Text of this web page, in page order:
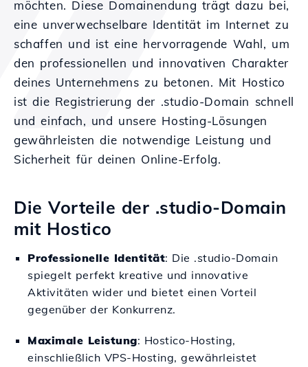
möchten. Diese Domainendung trägt dazu bei,
eine unverwechselbare Identität im Internet zu
schaffen und ist eine hervorragende Wahl, um
den professionellen und innovativen Charakter
deines Unternehmens zu betonen. Mit Hostico
ist die Registrierung der .studio-Domain schnell
und einfach, und unsere Hosting-Lösungen
gewährleisten die notwendige Leistung und
Sicherheit für deinen Online-Erfolg.
Die Vorteile der .studio-Domain
mit Hostico
Professionelle Identität: Die .studio-Domain
spiegelt perfekt kreative und innovative
Aktivitäten wider und bietet einen Vorteil
gegenüber der Konkurrenz.
Maximale Leistung: Hostico-Hosting,
einschließlich VPS-Hosting, gewährleistet